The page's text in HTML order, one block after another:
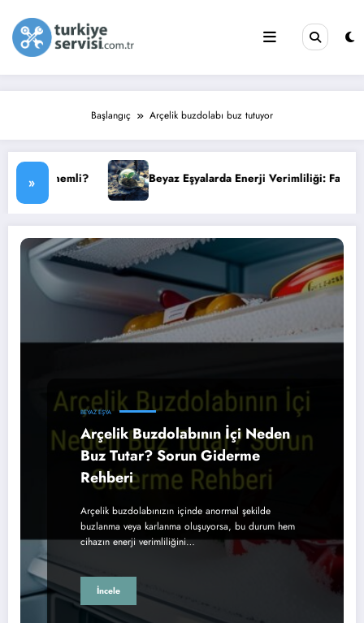
Başlangıç Arçelik buzdolabı buz tutuyor
» Beyaz Eşyalarda Enerji Verimliliği: Faturanızı Düşürün
BEYAZ EŞYA
Arçelik Buzdolabının İçi Neden
Buz Tutar? Sorun Giderme
Rehberi
Arçelik buzdolabınızın içinde anormal şekilde
buzlanma veya karlanma oluşuyorsa, bu durum hem
cihazın enerji verimliliğini…
İncele